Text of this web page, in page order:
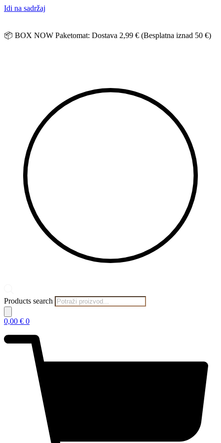
Idi na sadržaj
📦 BOX NOW Paketomat: Dostava 2,99 € (Besplatna iznad 50 €)
Products search
0,00 € 0